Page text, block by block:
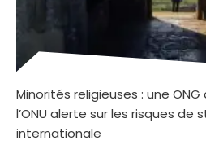
Minorités religieuses : une
l’ONU alerte sur les risques de
internationale